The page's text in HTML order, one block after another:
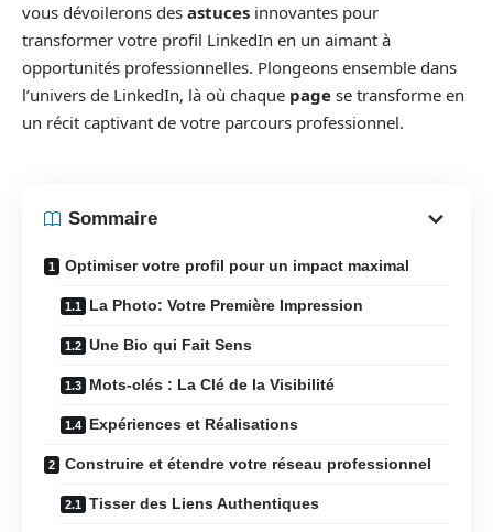
vous dévoilerons des astuces innovantes pour
transformer votre profil LinkedIn en un aimant à
opportunités professionnelles. Plongeons ensemble dans
l’univers de LinkedIn, là où chaque page se transforme en
un récit captivant de votre parcours professionnel.
Sommaire
Optimiser votre profil pour un impact maximal
La Photo: Votre Première Impression
Une Bio qui Fait Sens
Mots-clés : La Clé de la Visibilité
Expériences et Réalisations
Construire et étendre votre réseau professionnel
Tisser des Liens Authentiques